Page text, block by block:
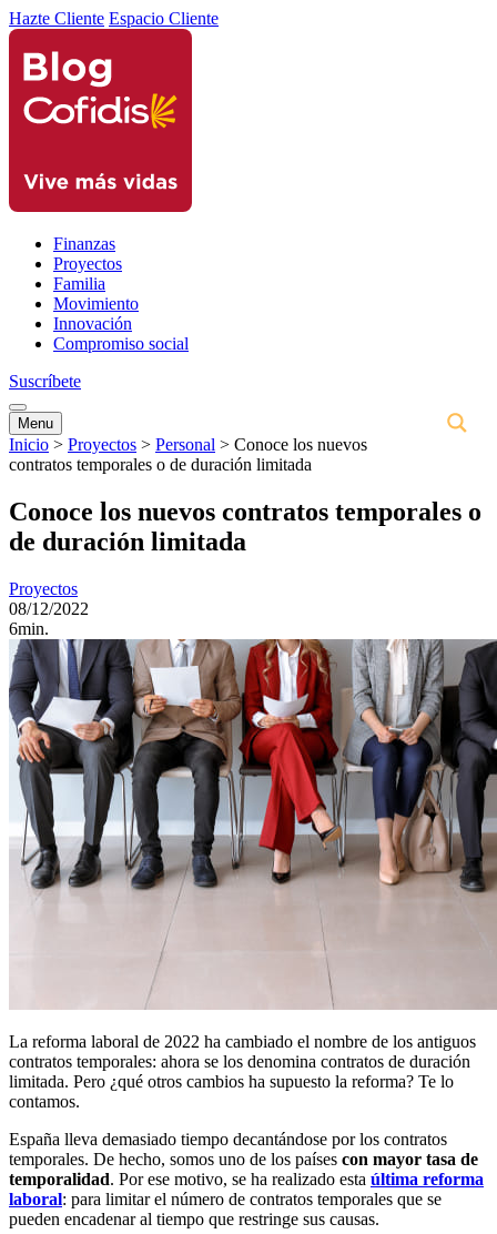
Hazte Cliente Espacio Cliente
Finanzas
Proyectos
Familia
Movimiento
Innovación
Compromiso social
Suscríbete
Menu
Inicio > Proyectos > Personal > Conoce los nuevos
contratos temporales o de duración limitada
Conoce los nuevos contratos temporales o
de duración limitada
Proyectos
08/12/2022
6min.
La reforma laboral de 2022 ha cambiado el nombre de los antiguos
contratos temporales: ahora se los denomina contratos de duración
limitada. Pero ¿qué otros cambios ha supuesto la reforma? Te lo
contamos.
España lleva demasiado tiempo decantándose por los contratos
temporales. De hecho, somos uno de los países con mayor tasa de
temporalidad. Por ese motivo, se ha realizado esta última reforma
laboral: para limitar el número de contratos temporales que se
pueden encadenar al tiempo que restringe sus causas.